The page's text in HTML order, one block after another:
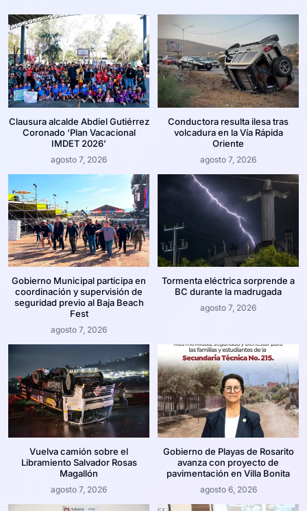
Clausura alcalde Abdiel Gutiérrez
Coronado ‘Plan Vacacional
IMDET 2026’
agosto 7, 2026
Conductora resulta ilesa tras
volcadura en la Vía Rápida
Oriente
agosto 7, 2026
Gobierno Municipal participa en
coordinación y supervisión de
seguridad previo al Baja Beach
Fest
agosto 7, 2026
Tormenta eléctrica sorprende a
BC durante la madrugada
agosto 7, 2026
Vuelva camión sobre el
Libramiento Salvador Rosas
Magallón
agosto 7, 2026
Gobierno de Playas de Rosarito
avanza con proyecto de
pavimentación en Villa Bonita
agosto 6, 2026